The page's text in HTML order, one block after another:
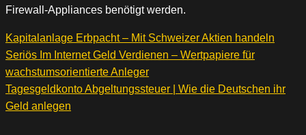
Firewall-Appliances benötigt werden.
Kapitalanlage Erbpacht – Mit Schweizer Aktien handeln
Seriös Im Internet Geld Verdienen – Wertpapiere für
wachstumsorientierte Anleger
Tagesgeldkonto Abgeltungssteuer | Wie die Deutschen ihr
Geld anlegen